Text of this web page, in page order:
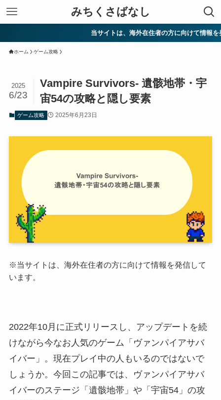
みちくさばなし
当サイトは、海外在住者の方に向けて情報を発信してい
ホーム ゲーム攻略
Vampire Survivors- 遺骸地帯・宇
宙54の攻略と隠し要素
2025
6/23
ゲーム攻略 2025年6月23日
※当サイトは、海外在住者の方に向けて情報を発信して
います。
2022年10月に正式リリースし、アップデートを続
けながら今なお人気のゲーム「ヴァンパイアサバ
イバー」。現在プレイ中の人もいるのではないで
しょうか。今回この記事では、ヴァンパイアサバ
イバーのステージ「遺骸地帯」や「宇宙54」の攻